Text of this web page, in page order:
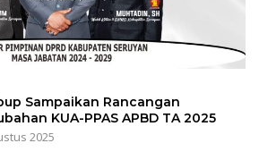
Sampaikan Rancangan
KUA-PPAS APBD TA 2025
2025